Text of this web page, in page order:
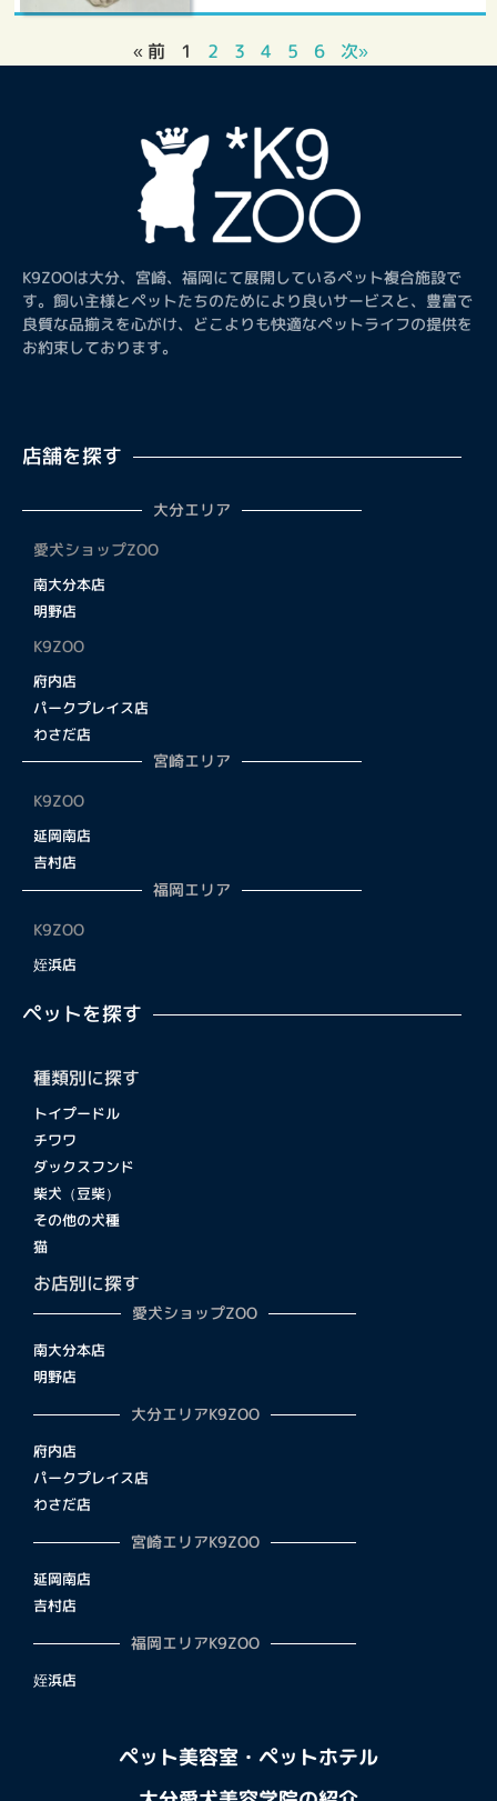
« 前 1 2 3 4 5 6 次»
K9ZOOは大分、宮崎、福岡にて展開しているペット複合施設で
す。飼い主様とペットたちのためにより良いサービスと、豊富で
良質な品揃えを心がけ、どこよりも快適なペットライフの提供を
お約束しております。
店舗を探す
大分エリア
愛犬ショップZOO
南大分本店
明野店
K9ZOO
府内店
パークプレイス店
わさだ店
宮崎エリア
K9ZOO
延岡南店
吉村店
福岡エリア
K9ZOO
姪浜店
ペットを探す
種類別に探す
トイプードル
チワワ
ダックスフンド
柴犬（豆柴）
その他の犬種
猫
お店別に探す
愛犬ショップZOO
南大分本店
明野店
大分エリアK9ZOO
府内店
パークプレイス店
わさだ店
宮崎エリアK9ZOO
延岡南店
吉村店
福岡エリアK9ZOO
姪浜店
ペット美容室・ペットホテル